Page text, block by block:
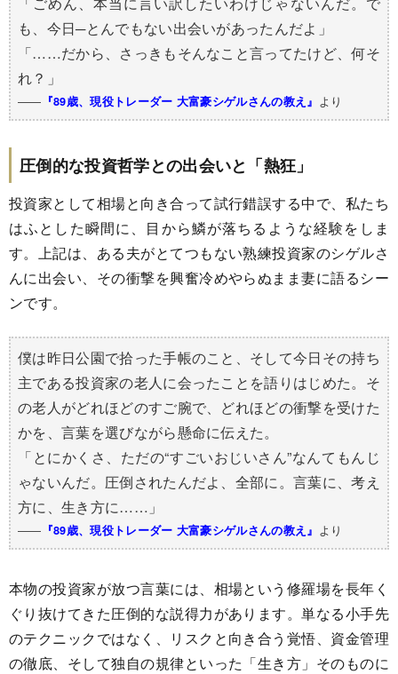
も、今日─とんでもない出会いがあったんだよ」
「……だから、さっきもそんなこと言ってたけど、何そ
れ？」
―― 『89歳、現役トレーダー 大富豪シゲルさんの教え』 より
圧倒的な投資哲学との出会いと「熱狂」
投資家として相場と向き合って試行錯誤する中で、私たち
はふとした瞬間に、目から鱗が落ちるような経験をしま
す。上記は、ある夫がとてつもない熟練投資家のシゲルさ
んに出会い、その衝撃を興奮冷めやらぬまま妻に語るシー
ンです。
僕は昨日公園で拾った手帳のこと、そして今日その持ち
主である投資家の老人に会ったことを語りはじめた。そ
の老人がどれほどのすご腕で、どれほどの衝撃を受けた
かを、言葉を選びながら懸命に伝えた。
「とにかくさ、ただの“すごいおじいさん”なんてもんじ
ゃないんだ。圧倒されたんだよ、全部に。言葉に、考え
方に、生き方に……」
―― 『89歳、現役トレーダー 大富豪シゲルさんの教え』 より
本物の投資家が放つ言葉には、相場という修羅場を長年く
ぐり抜けてきた圧倒的な説得力があります。単なる小手先
のテクニックではなく、リスクと向き合う覚悟、資金管理
の徹底、そして独自の規律といった「生き方」そのものに